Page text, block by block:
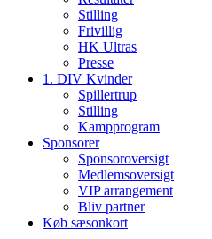
Stilling
Frivillig
HK Ultras
Presse
1. DIV Kvinder
Spillertrup
Stilling
Kampprogram
Sponsorer
Sponsoroversigt
Medlemsoversigt
VIP arrangement
Bliv partner
Køb sæsonkort